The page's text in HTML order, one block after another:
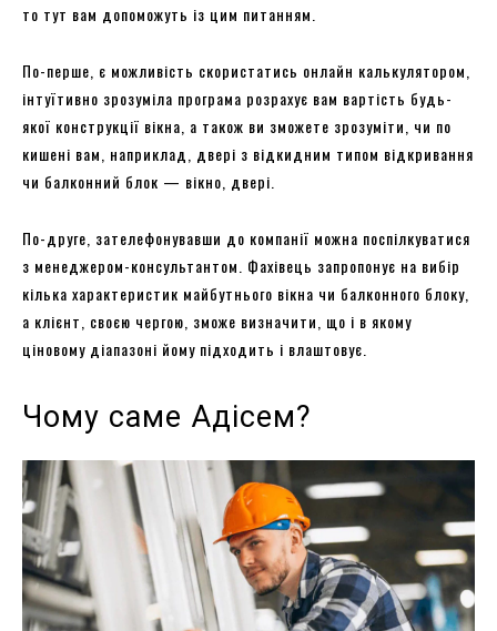
то тут вам допоможуть із цим питанням.
По-перше, є можливість скористатись онлайн калькулятором,
інтуїтивно зрозуміла програма розрахує вам вартість будь-
якої конструкції вікна, а також ви зможете зрозуміти, чи по
кишені вам, наприклад, двері з відкидним типом відкривання
чи балконний блок — вікно, двері.
По-друге, зателефонувавши до компанії можна поспілкуватися
з менеджером-консультантом. Фахівець запропонує на вибір
кілька характеристик майбутнього вікна чи балконного блоку,
а клієнт, своєю чергою, зможе визначити, що і в якому
ціновому діапазоні йому підходить і влаштовує.
Чому саме Адісем?